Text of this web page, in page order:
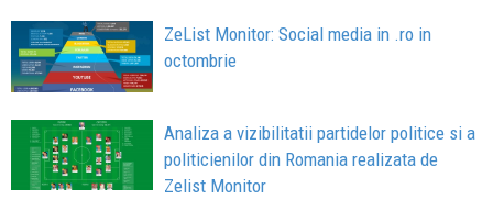
ZeList Monitor: Social media in .ro in
octombrie
Analiza a vizibilitatii partidelor politice si a
politicienilor din Romania realizata de
Zelist Monitor